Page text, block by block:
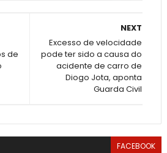
NEXT
Excesso de velocidade
pode ter sido a causa do
acidente de carro de
Diogo Jota, aponta
Guarda Civil
de
FACEBOOK